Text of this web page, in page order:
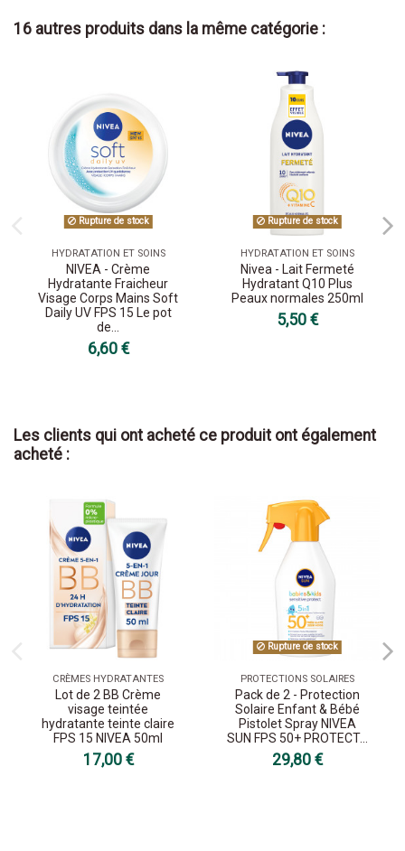
16 autres produits dans la même catégorie :
Rupture de stock
HYDRATATION ET SOINS
NIVEA - Crème
Hydratante Fraicheur
Visage Corps Mains Soft
Daily UV FPS 15 Le pot
de...
6,60 €
Rupture de stock
HYDRATATION ET SOINS
Nivea - Lait Fermeté
Hydratant Q10 Plus
Peaux normales 250ml
5,50 €
Les clients qui ont acheté ce produit ont également
acheté :
CRÈMES HYDRATANTES
Lot de 2 BB Crème
visage teintée
hydratante teinte claire
FPS 15 NIVEA 50ml
17,00 €
Rupture de stock
PROTECTIONS SOLAIRES
Pack de 2 - Protection
Solaire Enfant & Bébé
Pistolet Spray NIVEA
SUN FPS 50+ PROTECT...
29,80 €